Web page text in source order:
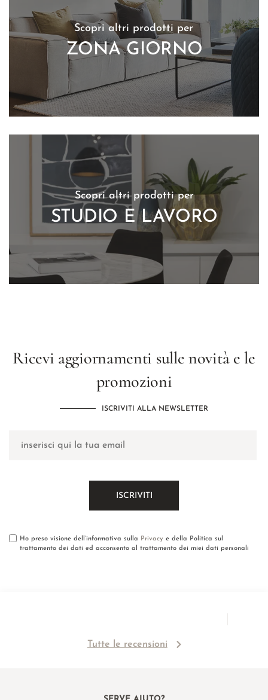
Scopri altri prodotti per
ZONA GIORNO
Scopri altri prodotti per
STUDIO E LAVORO
Ricevi aggiornamenti sulle novità e le
promozioni
ISCRIVITI ALLA NEWSLETTER
Ho preso visione dell’informativa sulla Privacy e della Politica sul
trattamento dei dati ed acconsento al trattamento dei miei dati personali
Tutte le recensioni